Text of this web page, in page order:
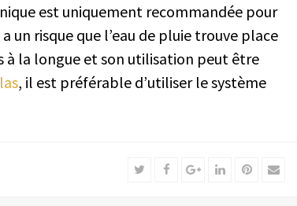
est uniquement recommandée pour
un risque que l’eau de pluie trouve place
à la longue et son utilisation peut être
, il est préférable d’utiliser le système
TwitterFacebookGoogle+LinkedInPinterest
Email